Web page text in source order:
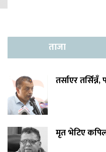
ताजा
तर्साएर
मृत भेटिए